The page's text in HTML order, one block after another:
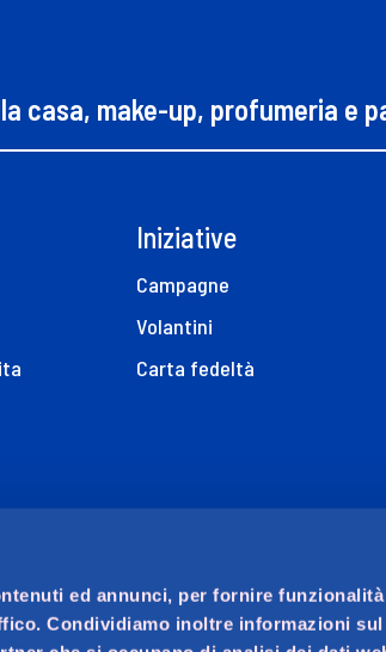
ed annunci, per fornire funzionalità
Condividiamo inoltre informazioni
casa, make-up, profumeria e
Iniziative
Campagne
Volantini
Carta fedeltà